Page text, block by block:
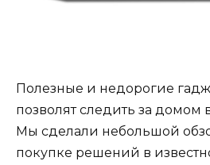
Полезные и недорогие
позволят следить за домом
Мы сделали небольшой
покупке решений в